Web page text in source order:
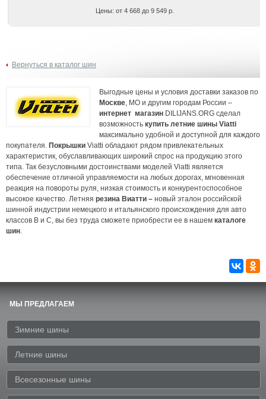
Цены: от 4 668 до 9 549 р.
Вернуться в каталог шин
Выгодные цены и условия доставки заказов по
Москве, МО и другим городам России –
интернет магазин DILIJANS.ORG сделал
возможность купить летние шины Viatti
максимально удобной и доступной для каждого
покупателя. Покрышки Viatti обладают рядом привлекательных
характеристик, обуславливающих широкий спрос на продукцию этого
типа. Так безусловными достоинствами моделей Viatti является
обеспечение отличной управляемости на любых дорогах, мгновенная
реакция на повороты руля, низкая стоимость и конкурентоспособное
высокое качество. Летняя резина Виатти – новый эталон российской
шинной индустрии немецкого и итальянского происхождения для авто
классов B и C, вы без труда сможете приобрести ее в нашем каталоге
шин.
МЫ ПРЕДЛАГАЕМ
Зимние шины
Летние шины
Всесезонные шины